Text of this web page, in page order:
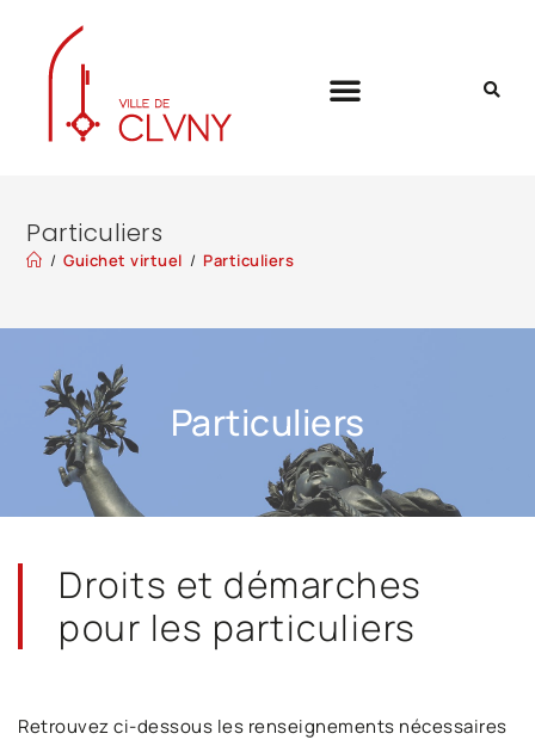
Particuliers
/ Guichet virtuel / Particuliers
Particuliers
Droits et démarches
pour les particuliers
Retrouvez ci-dessous les renseignements nécessaires